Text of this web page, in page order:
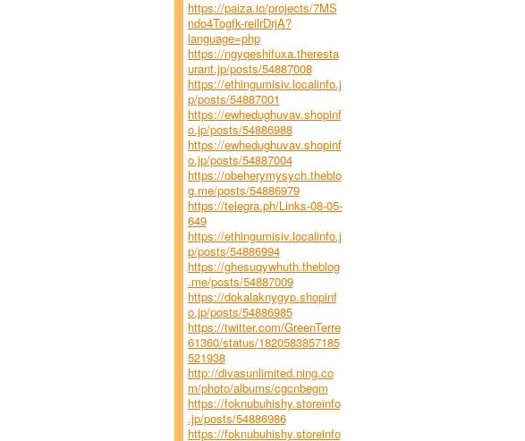
https://paiza.io/projects/7MS
ndo4Togfk-reilrDrjA?
language=php
https://ngyqeshifuxa.theresta
urant.jp/posts/54887008
https://ethingumisiv.localinfo.j
p/posts/54887001
https://ewhedughuvav.shopinf
o.jp/posts/54886988
https://ewhedughuvav.shopinf
o.jp/posts/54887004
https://obeherymysych.theblo
g.me/posts/54886979
https://telegra.ph/Links-08-05-
649
https://ethingumisiv.localinfo.j
p/posts/54886994
https://ghesuqywhuth.theblog
.me/posts/54887009
https://dokalaknygyp.shopinf
o.jp/posts/54886985
https://twitter.com/GreenTerre
61360/status/1820583857185
521938
http://divasunlimited.ning.co
m/photo/albums/cgcnbegm
https://foknubuhishy.storeinfo
.jp/posts/54886986
https://foknubuhishy.storeinfo